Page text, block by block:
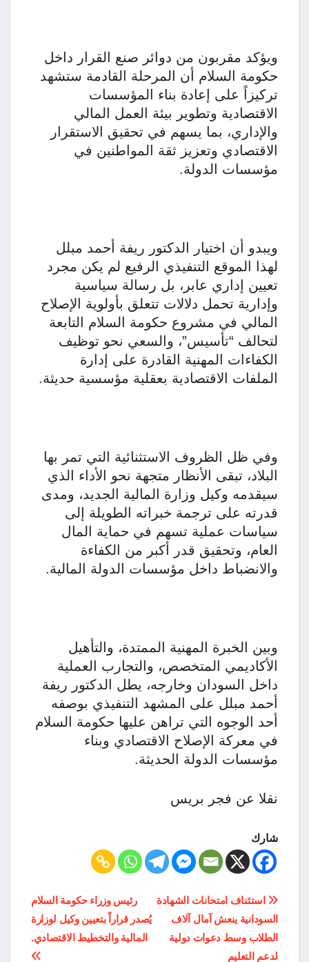
ويؤكد مقربون من دوائر صنع القرار داخل
حكومة السلام أن المرحلة القادمة ستشهد
تركيزاً على إعادة بناء المؤسسات
الاقتصادية وتطوير بيئة العمل المالي
والإداري، بما يسهم في تحقيق الاستقرار
الاقتصادي وتعزيز ثقة المواطنين في
مؤسسات الدولة.
ويبدو أن اختيار الدكتور ريفة أحمد مبلل
لهذا الموقع التنفيذي الرفيع لم يكن مجرد
تعيين إداري عابر، بل رسالة سياسية
وإدارية تحمل دلالات تتعلق بأولوية الإصلاح
المالي في مشروع حكومة السلام التابعة
لتحالف “تأسيس”، والسعي نحو توظيف
الكفاءات المهنية القادرة على إدارة
الملفات الاقتصادية بعقلية مؤسسية حديثة.
وفي ظل الظروف الاستثنائية التي تمر بها
البلاد، تبقى الأنظار متجهة نحو الأداء الذي
سيقدمه وكيل وزارة المالية الجديد، ومدى
قدرته على ترجمة خبراته الطويلة إلى
سياسات عملية تسهم في حماية المال
العام، وتحقيق قدر أكبر من الكفاءة
والانضباط داخل مؤسسات الدولة المالية.
وبين الخبرة المهنية الممتدة، والتأهيل
الأكاديمي المتخصص، والتجارب العملية
داخل السودان وخارجه، يطل الدكتور ريفة
أحمد مبلل على المشهد التنفيذي بوصفه
أحد الوجوه التي تراهن عليها حكومة السلام
في معركة الإصلاح الاقتصادي وبناء
مؤسسات الدولة الحديثة.
نقلا عن فجر بريس
شارك
تصفّح
المقالات
رئيس وزراء حكومة السلام
يُصدر قراراً بتعيين وكيل لوزارة
المالية والتخطيط الاقتصادي.
استئناف امتحانات الشهادة
السودانية ينعش آمال آلاف
الطلاب وسط دعوات دولية
لدعم التعليم